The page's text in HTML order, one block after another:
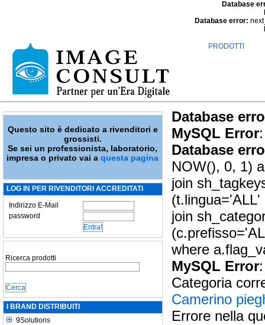
Database
Database error:
PRODOTTI
Questo sito è dedicato a rivenditori e
grossisti.
Se sei un professionista, laboratorio,
impresa o privato vai aquesta pagina
LOG IN PER RIVENDITORI ACCREDITATI
Indirizzo E-Mail
password
Ricerca prodotti
I BRAND DISTRIBUITI
9Solutions
Database
MySQL Error
Database
NOW(), 0, 1)
join
join
where
MySQL Error
Categoria
Camerino
Errore nella